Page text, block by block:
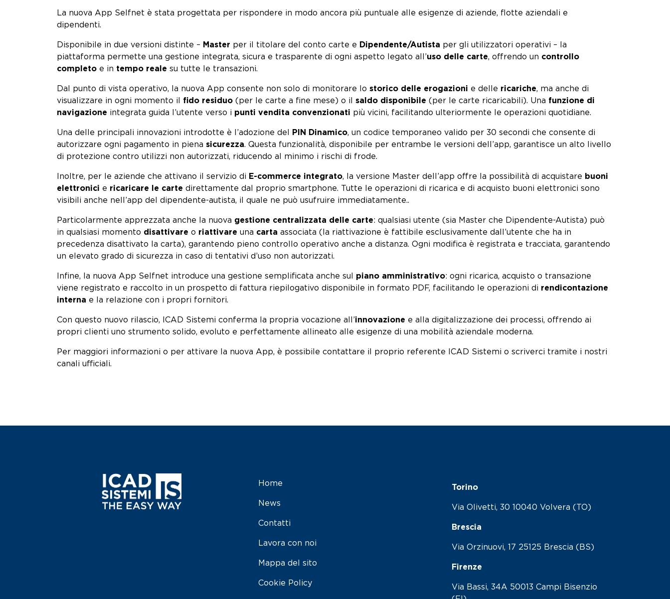
La nuova App Selfnet è stata progettata per rispondere in modo ancora più puntuale alle esigenze di aziende, flotte aziendali e
dipendenti.
Disponibile in due versioni distinte – Master per il titolare del conto carte e Dipendente/Autista per gli utilizzatori operativi – la
piattaforma permette una gestione integrata, sicura e trasparente di ogni aspetto legato all’uso delle carte, offrendo un controllo
completo e in tempo reale su tutte le transazioni.
Dal punto di vista operativo, la nuova App consente non solo di monitorare lo storico delle erogazioni e delle ricariche, ma anche di
visualizzare in ogni momento il fido residuo (per le carte a fine mese) o il saldo disponibile (per le carte ricaricabili). Una funzione di
navigazione integrata guida l’utente verso i punti vendita convenzionati più vicini, facilitando ulteriormente le operazioni quotidiane.
Una delle principali innovazioni introdotte è l’adozione del PIN Dinamico, un codice temporaneo valido per 30 secondi che consente di
autorizzare ogni pagamento in piena sicurezza. Questa funzionalità, disponibile per entrambe le versioni dell’app, garantisce un alto livello
di protezione contro utilizzi non autorizzati, riducendo al minimo i rischi di frode.
Inoltre, per le aziende che attivano il servizio di E-commerce integrato, la versione Master dell’app offre la possibilità di acquistare buoni
elettronici e ricaricare le carte direttamente dal proprio smartphone. Tutte le operazioni di ricarica e di acquisto buoni elettronici sono
visibili anche nell’app del dipendente-autista, il quale ne può usufruire immediatamente..
Particolarmente apprezzata anche la nuova gestione centralizzata delle carte: qualsiasi utente (sia Master che Dipendente-Autista) può
in qualsiasi momento disattivare o riattivare una carta associata (la riattivazione è fattibile esclusivamente dall’utente che ha in
precedenza disattivato la carta), garantendo pieno controllo operativo anche a distanza. Ogni modifica è registrata e tracciata, garantendo
un elevato grado di sicurezza in caso di tentativi d’uso non autorizzati.
Infine, la nuova App Selfnet introduce una gestione semplificata anche sul piano amministrativo: ogni ricarica, acquisto o transazione
viene registrato e raccolto in un prospetto di fattura riepilogativo disponibile in formato PDF, facilitando le operazioni di rendicontazione
interna e la relazione con i propri fornitori.
Con questo nuovo rilascio, ICAD Sistemi conferma la propria vocazione all’innovazione e alla digitalizzazione dei processi, offrendo ai
propri clienti uno strumento solido, evoluto e perfettamente allineato alle esigenze di una mobilità aziendale moderna.
Per maggiori informazioni o per attivare la nuova App, è possibile contattare il proprio referente ICAD Sistemi o scriverci tramite i nostri
canali ufficiali.
Home
News
Contatti
Lavora con noi
Mappa del sito
Cookie Policy
Torino
Via Olivetti, 30 10040 Volvera (TO)
Brescia
Via Orzinuovi, 17 25125 Brescia (BS)
Firenze
Via Bassi, 34A 50013 Campi Bisenzio